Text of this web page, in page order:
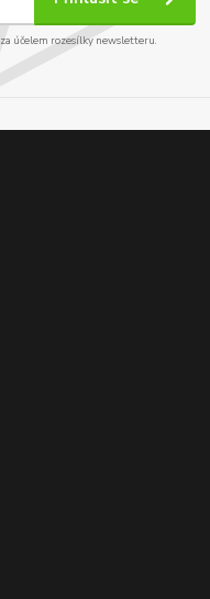
účelem rozesílky newsletteru.